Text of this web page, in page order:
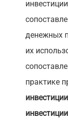
денежных
их
практике
инвестиции